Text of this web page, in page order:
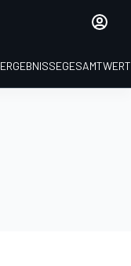
ERGEBNISSE